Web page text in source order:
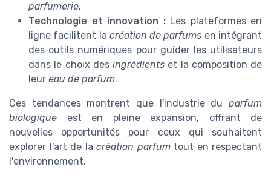
parfumerie.
Technologie et innovation :Les plateformes en
ligne facilitent la création de parfums en intégrant
des outils numériques pour guider les utilisateurs
dans le choix des ingrédients et la composition de
leur eau de parfum.
Ces tendances montrent que l'industrie du parfum
biologique est en pleine expansion, offrant de
nouvelles opportunités pour ceux qui souhaitent
explorer l'art de la création parfumtout en respectant
l'environnement.